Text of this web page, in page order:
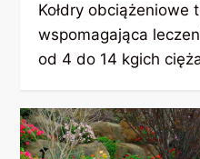
Kołdry obciążeniowe
wspomagająca
od 4 do 14 kgich